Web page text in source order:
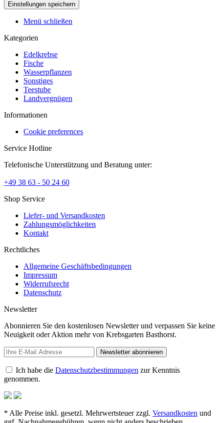
Menü schließen
Kategorien
Edelkrebse
Fische
Wasserpflanzen
Sonstiges
Teestube
Landvergnügen
Informationen
Cookie preferences
Service Hotline
Telefonische Unterstützung und Beratung unter:
+49 38 63 - 50 24 60
Shop Service
Liefer- und Versandkosten
Zahlungsmöglichkeiten
Kontakt
Rechtliches
Allgemeine Geschäftsbedingungen
Impressum
Widerrufsrecht
Datenschutz
Newsletter
Abonnieren Sie den kostenlosen Newsletter und verpassen Sie keine
Neuigkeit oder Aktion mehr von Krebsgarten Basthorst.
Newsletter abonnieren
Ich habe die Datenschutzbestimmungen zur Kenntnis
genommen.
* Alle Preise inkl. gesetzl. Mehrwertsteuer zzgl. Versandkosten und